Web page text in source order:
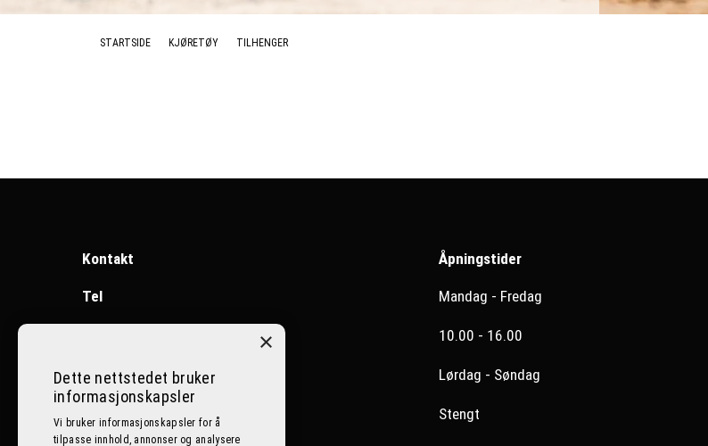
STARTSIDE KJØRETØY TILHENGER
Kontakt
Tel
Nesbyen:32072500
Lillehammer: 612 59 059
Åpningstider
Mandag - Fredag
10.00 - 16.00
Lørdag - Søndag
Stengt
×
Dette nettstedet bruker
informasjonskapsler
Vi bruker informasjonskapsler for å
tilpasse innhold, annonser og analysere